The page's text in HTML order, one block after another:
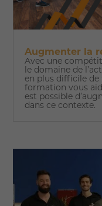
Augmenter la
Avec une
le domaine de
en plus difficile
formation vous
est possible
dans ce contexte.